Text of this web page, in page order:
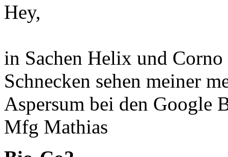
Hey,
in Sachen Helix und
Schnecken sehen meiner
Aspersum bei den Google
Mfg Mathias